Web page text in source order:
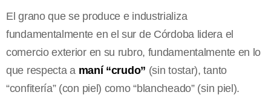
El grano que se produce e industrializa
fundamentalmente en el sur de Córdoba lidera el
comercio exterior en su rubro, fundamentalmente en lo
que respecta a maní “crudo” (sin tostar), tanto
“confitería” (con piel) como “blancheado” (sin piel).